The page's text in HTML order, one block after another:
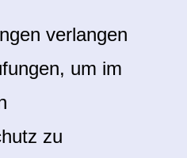
verlangen
um im
zu